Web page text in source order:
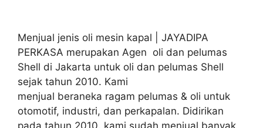
Menjual jenis oli mesin kapal | JAYADIPA
PERKASA merupakan Agen oli dan pelumas
Shell di Jakarta untuk oli dan pelumas Shell
sejak tahun 2010. Kami
menjual beraneka ragam pelumas & oli untuk
otomotif, industri, dan perkapalan. Didirikan
pada tahun 2010, kami sudah menjual banyak